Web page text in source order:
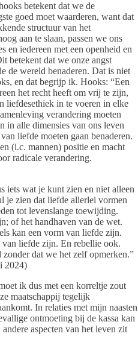
betekent dat we de
goed moet waarderen, want dat
structuur van het
aan te slaan, passen we ons
en iedereen met een openheid en
betekent dat we onze angst
de wereld benaderen. Dat is niet
en dat begrijp ik. Hooks: “Een
het recht heeft om vrij te zijn,
liefdesethiek in te voeren in elke
verandering moeten
in alle dimensies van ons leven
liefde moeten gaan benaderen.
(i.c. mannen) positie en macht
radicale verandering.
iets wat je kunt zien en niet alleen
je zien dat liefde allerlei vormen
tot levenslange toewijding.
of het handhaven van de wet.
kan een vorm van liefde zijn.
liefde zijn. En rebellie ook.
dat we het zelf opmerken.”
2024)
ik dus met een korreltje zout
maatschappij tegelijk
In relaties met mijn naasten
ontmoeting bij de kassa kan
aspecten van het leven zit